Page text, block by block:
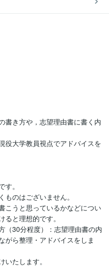
書き方や，志望理由書に書く内
役大学教員視点でアドバイスを
。
ものはございません。
こうと思っているかなどについ
と理想的です。
（30分程度）：志望理由書の内
がら整理・アドバイスをしま
いたします。